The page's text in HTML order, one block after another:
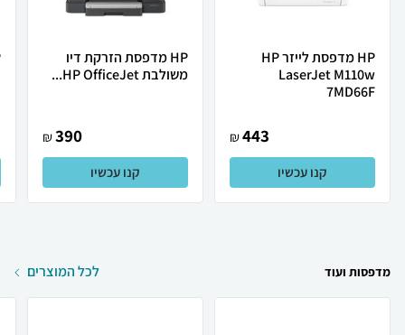
HP מדפסת לייזר HP
LaserJet M110w
7MD66F
443
₪
קנו עכשיו
HP מדפסת ‏הזרקת דיו
‏משולבת HP OfficeJet...
390
₪
קנו עכשיו
מדפסות ועוד לכל המוצרים